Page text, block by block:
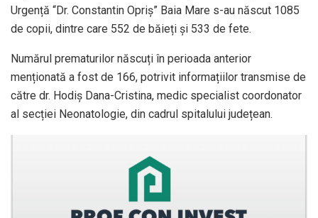
Urgență “Dr. Constantin Opriș” Baia Mare s-au născut 1085
de copii, dintre care 552 de băieți și 533 de fete.
Numărul prematurilor născuți în perioada anterior
menționată a fost de 166, potrivit informațiilor transmise de
către dr. Hodiș Dana-Cristina, medic specialist coordonator
al secției Neonatologie, din cadrul spitalului județean.